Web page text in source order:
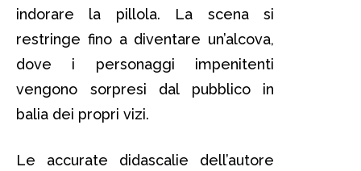
indorare la pillola. La scena si
restringe fino a diventare un’alcova,
dove i personaggi impenitenti
vengono sorpresi dal pubblico in
balia dei propri vizi.
Le accurate didascalie dell’autore